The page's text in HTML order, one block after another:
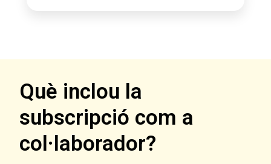
Què inclou la
subscripció com a
col·laborador?